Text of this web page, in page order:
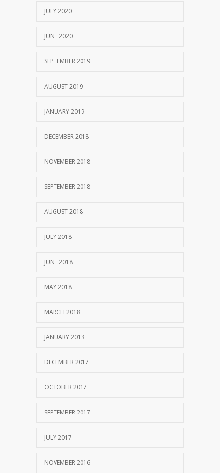
JULY 2020
JUNE 2020
SEPTEMBER 2019
AUGUST 2019
JANUARY 2019
DECEMBER 2018
NOVEMBER 2018
SEPTEMBER 2018
AUGUST 2018
JULY 2018
JUNE 2018
MAY 2018
MARCH 2018
JANUARY 2018
DECEMBER 2017
OCTOBER 2017
SEPTEMBER 2017
JULY 2017
NOVEMBER 2016